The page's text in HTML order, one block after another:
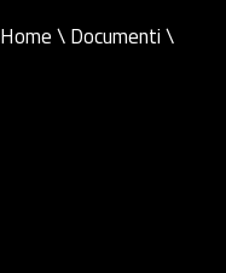
Home\Documenti\